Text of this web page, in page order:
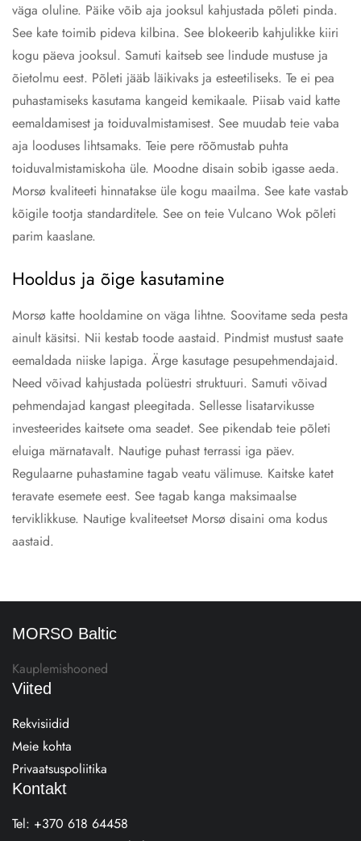
väga oluline. Päike võib aja jooksul kahjustada põleti pinda.
See kate toimib pideva kilbina. See blokeerib kahjulikke kiiri
kogu päeva jooksul. Samuti kaitseb see lindude mustuse ja
õietolmu eest. Põleti jääb läikivaks ja esteetiliseks. Te ei pea
puhastamiseks kasutama kangeid kemikaale. Piisab vaid katte
eemaldamisest ja toiduvalmistamisest. See muudab teie vaba
aja looduses lihtsamaks. Teie pere rõõmustab puhta
toiduvalmistamiskoha üle. Moodne disain sobib igasse aeda.
Morsø kvaliteeti hinnatakse üle kogu maailma. See kate vastab
kõigile tootja standarditele. See on teie Vulcano Wok põleti
parim kaaslane.
Hooldus ja õige kasutamine
Morsø katte hooldamine on väga lihtne. Soovitame seda pesta
ainult käsitsi. Nii kestab toode aastaid. Pindmist mustust saate
eemaldada niiske lapiga. Ärge kasutage pesupehmendajaid.
Need võivad kahjustada polüestri struktuuri. Samuti võivad
pehmendajad kangast pleegitada. Sellesse lisatarvikusse
investeerides kaitsete oma seadet. See pikendab teie põleti
eluiga märnatavalt. Nautige puhast terrassi iga päev.
Regulaarne puhastamine tagab veatu välimuse. Kaitske katet
teravate esemete eest. See tagab kanga maksimaalse
terviklikkuse. Nautige kvaliteetset Morsø disaini oma kodus
aastaid.
MORSO Baltic
Kauplemishooned
Viited
Rekvisiidid
Meie kohta
Privaatsuspoliitika
Kontakt
Tel: +370 618 64458